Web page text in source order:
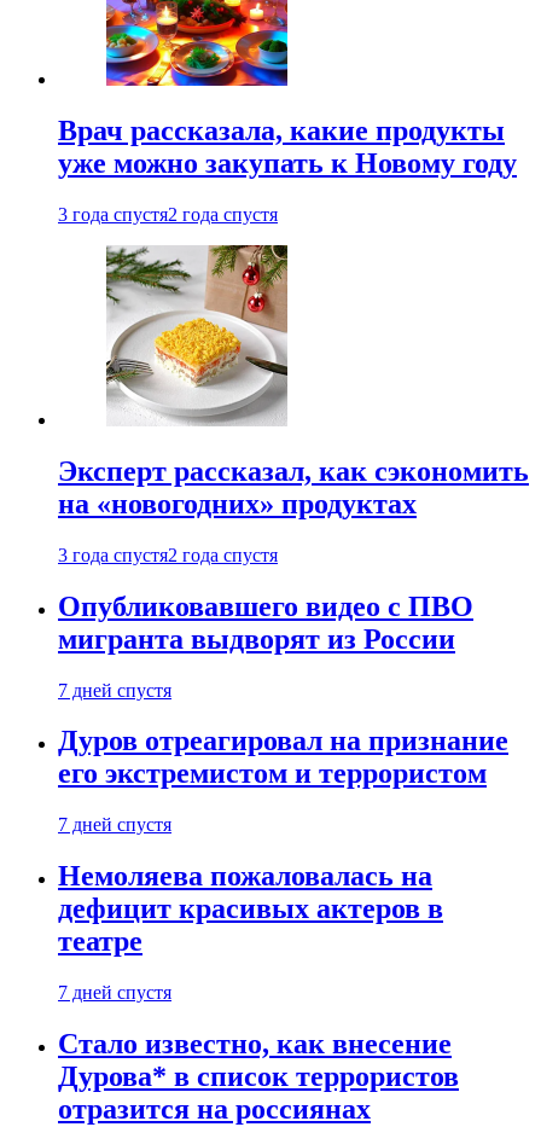
Врач рассказала, какие продукты
уже можно закупать к Новому году
3 года спустя2 года спустя
Эксперт рассказал, как сэкономить
на «новогодних» продуктах
3 года спустя2 года спустя
Опубликовавшего видео с ПВО
мигранта выдворят из России
7 дней спустя
Дуров отреагировал на признание
его экстремистом и террористом
7 дней спустя
Немоляева пожаловалась на
дефицит красивых актеров в
театре
7 дней спустя
Стало известно, как внесение
Дурова* в список террористов
отразится на россиянах